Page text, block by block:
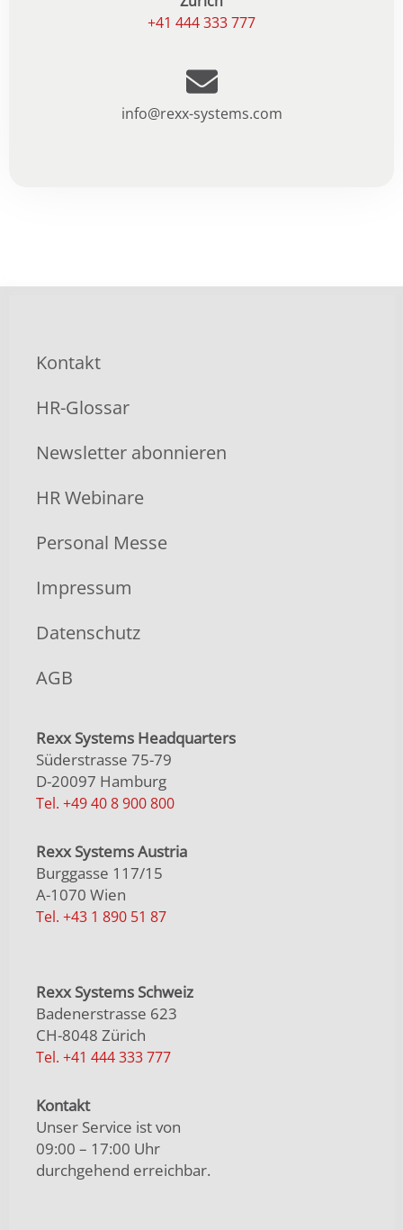
+41 444 333 777
info@rexx-systems.com
Kontakt
HR-Glossar
Newsletter abonnieren
HR Webinare
Personal Messe
Impressum
Datenschutz
AGB
Rexx Systems Headquarters
Süderstrasse 75-79
D-20097 Hamburg
Tel. +49 40 8 900 800
Rexx Systems Austria
Burggasse 117/15
A-1070 Wien
Tel. +43 1 890 51 87
Rexx Systems Schweiz
Badenerstrasse 623
CH-8048 Zürich
Tel. +41 444 333 777
Kontakt
Unser Service ist von
09:00 – 17:00 Uhr
durchgehend erreichbar.